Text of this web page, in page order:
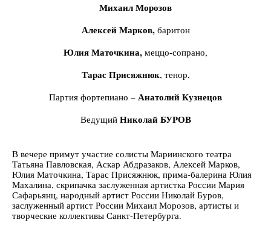
Михаил Морозов
Алексей Марков,баритон
Юлия Маточкина, меццо-сопрано,
Тарас Присяжнюк, тенор,
Партия фортепиано – Анатолий Кузнецов
Ведущий Николай БУРОВ
В вечере примут участие солисты Мариинского театра
Татьяна Павловская, Аскар Абдразаков, Алексей Марков,
Юлия Маточкина, Тарас Присяжнюк, прима-балерина Юлия
Махалина, скрипачка заслуженная артистка России Мария
Сафарьянц, народный артист России Николай Буров,
заслуженный артист России Михаил Морозов, артисты и
творческие коллективы Санкт-Петербурга.